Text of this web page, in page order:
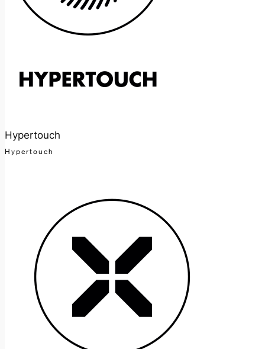
Hypertouch
Hypertouch